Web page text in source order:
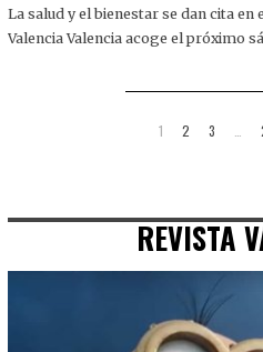
O
,
La salud y el bienestar se dan cita en
Valencia Valencia acoge el próximo
1 2 3
REVISTA